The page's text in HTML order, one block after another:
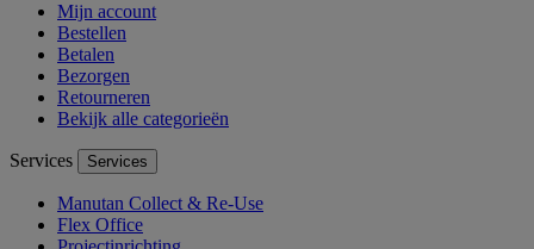
Mijn account
Bestellen
Betalen
Bezorgen
Retourneren
Bekijk alle categorieën
Services Services
Manutan Collect & Re-Use
Flex Office